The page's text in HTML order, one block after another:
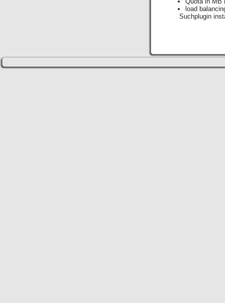
load
Suchplugin